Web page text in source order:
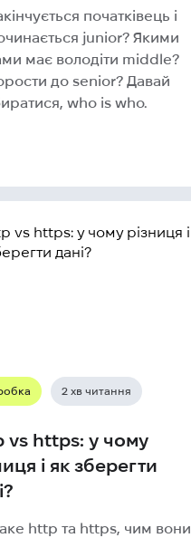
початківець і
junior? Якими
має володіти middle?
до senior? Давай
who is who.
2 хв читання
vs https: у чому
і як зберегти
http та https, чим вони